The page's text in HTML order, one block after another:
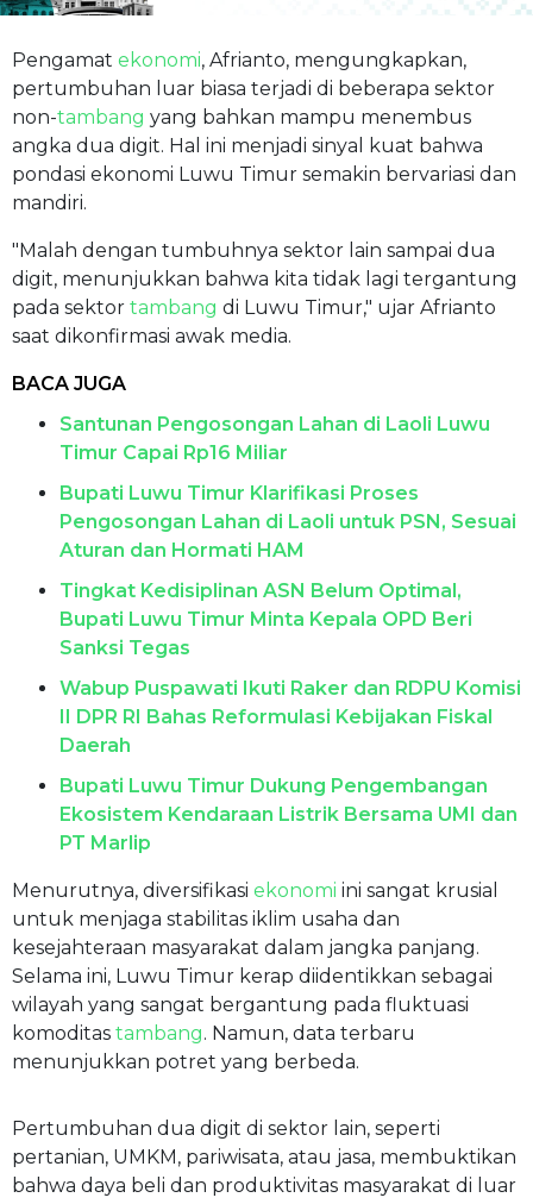
Pengamat ekonomi, Afrianto, mengungkapkan,
pertumbuhan luar biasa terjadi di beberapa sektor
non-tambang yang bahkan mampu menembus
angka dua digit. Hal ini menjadi sinyal kuat bahwa
pondasi ekonomi Luwu Timur semakin bervariasi dan
mandiri.
"Malah dengan tumbuhnya sektor lain sampai dua
digit, menunjukkan bahwa kita tidak lagi tergantung
pada sektor tambang di Luwu Timur," ujar Afrianto
saat dikonfirmasi awak media.
BACA JUGA
Santunan Pengosongan Lahan di Laoli Luwu
Timur Capai Rp16 Miliar
Bupati Luwu Timur Klarifikasi Proses
Pengosongan Lahan di Laoli untuk PSN, Sesuai
Aturan dan Hormati HAM
Tingkat Kedisiplinan ASN Belum Optimal,
Bupati Luwu Timur Minta Kepala OPD Beri
Sanksi Tegas
Wabup Puspawati Ikuti Raker dan RDPU Komisi
II DPR RI Bahas Reformulasi Kebijakan Fiskal
Daerah
Bupati Luwu Timur Dukung Pengembangan
Ekosistem Kendaraan Listrik Bersama UMI dan
PT Marlip
Menurutnya, diversifikasi ekonomi ini sangat krusial
untuk menjaga stabilitas iklim usaha dan
kesejahteraan masyarakat dalam jangka panjang.
Selama ini, Luwu Timur kerap diidentikkan sebagai
wilayah yang sangat bergantung pada fluktuasi
komoditas tambang. Namun, data terbaru
menunjukkan potret yang berbeda.
Pertumbuhan dua digit di sektor lain, seperti
pertanian, UMKM, pariwisata, atau jasa, membuktikan
bahwa daya beli dan produktivitas masyarakat di luar